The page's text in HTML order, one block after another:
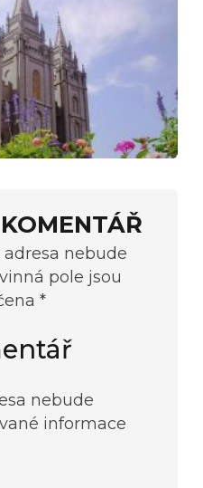
nebude
pole jsou
*
nebude
informace